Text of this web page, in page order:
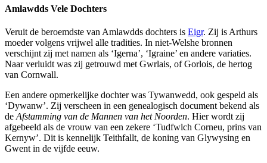
Amlawdds Vele Dochters
Veruit de beroemdste van Amlawdds dochters is Eigr. Zij is Arthurs
moeder volgens vrijwel alle tradities. In niet-Welshe bronnen
verschijnt zij met namen als ‘Igerna’, ‘Igraine’ en andere variaties.
Naar verluidt was zij getrouwd met Gwrlais, of Gorlois, de hertog
van Cornwall.
Een andere opmerkelijke dochter was Tywanwedd, ook gespeld als
‘Dywanw’. Zij verscheen in een genealogisch document bekend als
de Afstamming van de Mannen van het Noorden. Hier wordt zij
afgebeeld als de vrouw van een zekere ‘Tudfwlch Corneu, prins van
Kernyw’. Dit is kennelijk Teithfallt, de koning van Glywysing en
Gwent in de vijfde eeuw.